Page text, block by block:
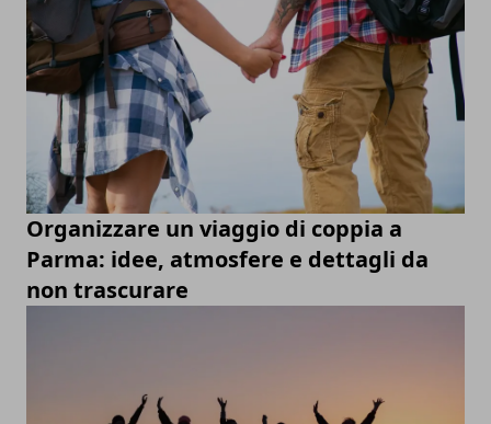
Organizzare un viaggio di coppia a
Parma: idee, atmosfere e dettagli da
non trascurare